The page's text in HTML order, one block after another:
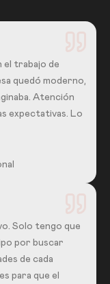
el trabajo de
quedó moderno,
Atención
expectativas. Lo
Solo tengo que
por buscar
de cada
para que el